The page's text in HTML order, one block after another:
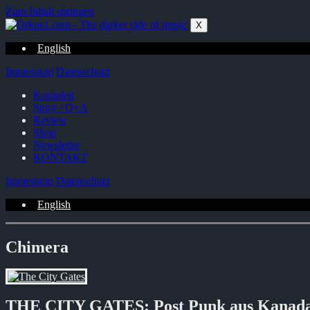
Zum Inhalt springen
X
English
Impressum Datenschutz
Komplett
Story / Q+A
Review
Shop
Newsletter
KONTAKT
Impressum Datenschutz
English
Chimera
THE CITY GATES: Post Punk aus